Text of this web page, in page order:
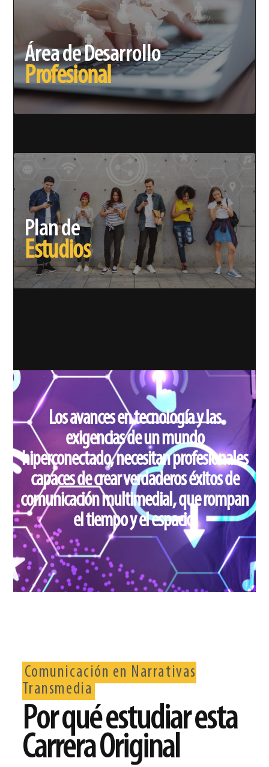
Área de Desarrollo
Profesional
Plan de
Estudios
Los avances en tecnología y las
exigencias de un mundo
hiperconectado, necesitan profesionales
capaces de crear verdaderos éxitos de
comunicación multimedial, que rompan
el tiempo y el espacio.
Comunicación en Narrativas
Transmedia
Por qué estudiar esta
Carrera Original